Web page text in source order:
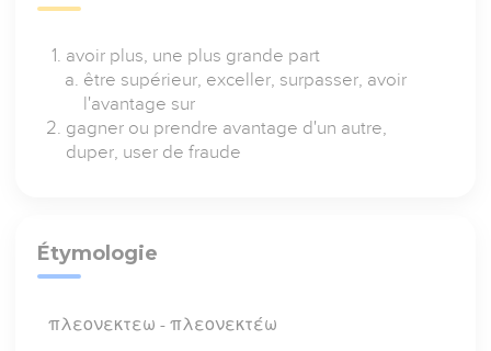
avoir plus, une plus grande part
être supérieur, exceller, surpasser, avoir
l'avantage sur
gagner ou prendre avantage d'un autre,
duper, user de fraude
Étymologie
πλεονεκτεω - πλεονεκτέω